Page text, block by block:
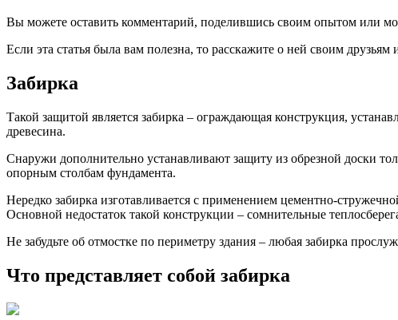
Вы можете оставить комментарий, поделившись своим опытом или
Если эта статья была вам полезна, то расскажите о ней своим
Забирка
Такой защитой является забирка – ограждающая конструкция,
древесина.
Снаружи дополнительно устанавливают защиту из обрезной доски
опорным столбам фундамента.
Нередко забирка изготавливается с применением цементно-
Основной недостаток такой конструкции – сомнительные
Не забудьте об отмостке по периметру здания – любая забирка
Что представляет собой забирка